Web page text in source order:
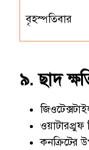
বৃহস্পতিবার
৯. ছাদ
ওয়াটারপ্রুফ
কনক্রিটের